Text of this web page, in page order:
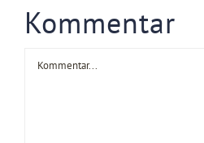
Kommentar
Kommentar